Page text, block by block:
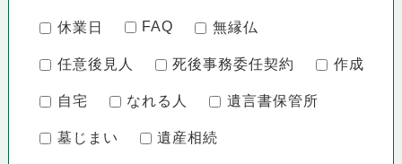
休業日 FAQ 無縁仏
任意後見人 死後事務委任契約 作成
自宅 なれる人 遺言書保管所
墓じまい 遺産相続